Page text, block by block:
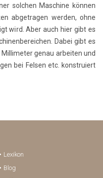
solchen Maschine können
abgetragen werden, ohne
wird. Aber auch hier gibt es
Dabei gibt es
genau arbeiten und
bei Felsen etc. konstruiert
Lexikon
Blog